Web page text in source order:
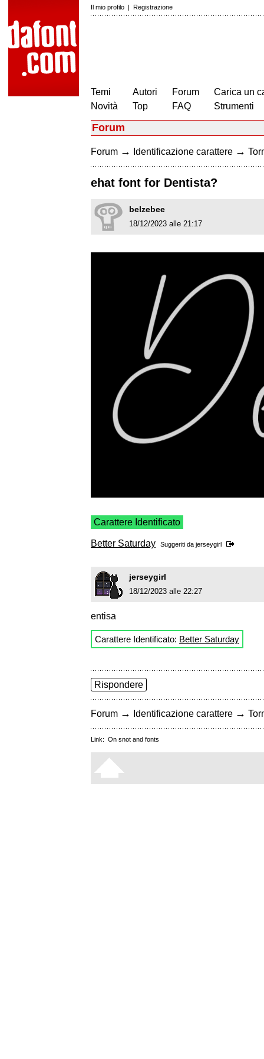
Il mio profilo | Registrazione
Temi
Novità
Autori
Top
Forum
FAQ
Carica un
Strumenti
Forum
Forum → Identificazione carattere →
ehat font for Dentista?
belzebee
18/12/2023 alle 21:17
Carattere Identificato
Better Saturday Suggeriti da jerseygirl
jerseygirl
18/12/2023 alle 22:27
entisa
Carattere Identificato: Better Saturday
Rispondere
Forum → Identificazione carattere →
Link: On snot and fonts